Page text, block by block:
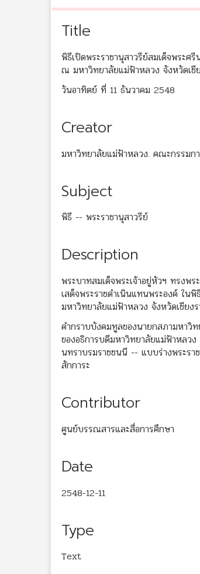
Title
พิธีเปิดพระราชานุสาวรีย์สมเด็จพระศ
ณ มหาวิทยาลัยแม่ฟ้าหลวง จังหวัดเชี
วันอาทิตย์ ที่ 11 ธันวาคม 2548
Creator
มหาวิทยาลัยแม่ฟ้าหลวง. คณะกรรมก
Subject
พิธี -- พระราชานุสาวรีย์
Description
พระบาทสมเด็จพระเจ้าอยู่หัวฯ ทรงพ
เสด็จพระราชดำเนินแทนพระองค์ ใน
มหาวิทยาลัยแม่ฟ้าหลวง จังหวัดเชีย
คำกราบบังคมทูลของนายกสภามหาวิ
ของอธิการบดีมหาวิทยาลัยแม่ฟ้าหลว
นทราบรมราชชนนี -- แบบร่างพระรา
สักการะ
Contributor
ศูนย์บรรณสารและสื่อการศึกษา
Date
2548-12-11
Type
Text